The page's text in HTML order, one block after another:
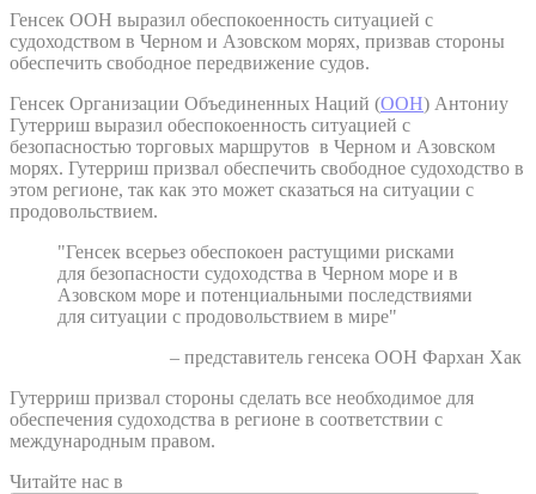
Генсек ООН выразил обеспокоенность ситуацией с
судоходством в Черном и Азовском морях, призвав стороны
обеспечить свободное передвижение судов.
Генсек Организации Объединенных Наций (ООН) Антониу
Гутерриш выразил обеспокоенность ситуацией с
безопасностью торговых маршрутов в Черном и Азовском
морях. Гутерриш призвал обеспечить свободное судоходство в
этом регионе, так как это может сказаться на ситуации с
продовольствием.
"Генсек всерьез обеспокоен растущими рисками
для безопасности судоходства в Черном море и в
Азовском море и потенциальными последствиями
для ситуации с продовольствием в мире"
– представитель генсека ООН Фархан Хак
Гутерриш призвал стороны сделать все необходимое для
обеспечения судоходства в регионе в соответствии с
международным правом.
Читайте нас в